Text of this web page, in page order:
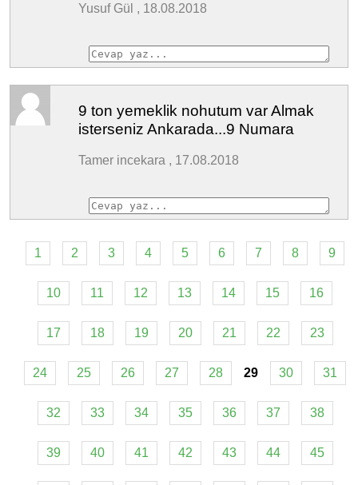
Yusuf Gül , 18.08.2018
9 ton yemeklik nohutum var Almak
isterseniz Ankarada...9 Numara
Tamer incekara , 17.08.2018
1 2 3 4 5 6 7 8 9
10 11 12 13 14 15 16
17 18 19 20 21 22 23
24 25 26 27 28 29 30 31
32 33 34 35 36 37 38
39 40 41 42 43 44 45